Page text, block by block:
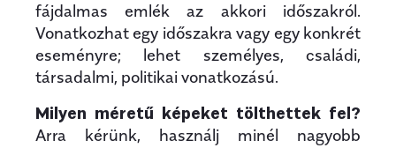
fájdalmas emlék az akkori időszakról.
Vonatkozhat egy időszakra vagy egy konkrét
eseményre; lehet személyes, családi,
társadalmi, politikai vonatkozású.
Milyen méretű képeket tölthettek fel?
Arra kérünk, használj minél nagyobb